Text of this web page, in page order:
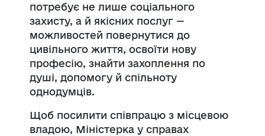
потребує не лише соціального
захисту, а й якісних послуг —
можливостей повернутися до
цивільного життя, освоїти нову
професію, знайти захоплення по
душі, допомогу й спільноту
однодумців.
Щоб посилити співпрацю з місцевою
владою, Міністерка у справах